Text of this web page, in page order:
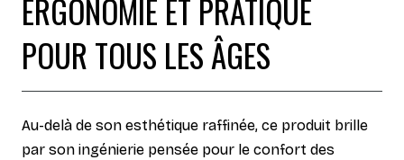
ERGONOMIE ET PRATIQUE
POUR TOUS LES ÂGES
Au-delà de son esthétique raffinée, ce produit brille
par son ingénierie pensée pour le confort des